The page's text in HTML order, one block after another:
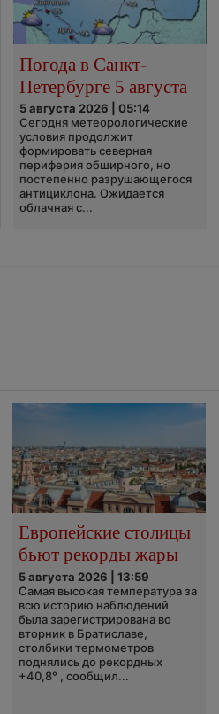
Погода в Санкт-
Петербурге 5 августа
5 августа 2026 | 05:14
Сегодня метеорологические
условия продолжит
формировать северная
периферия обширного, но
постепенно разрушающегося
антициклона. Ожидается
облачная с...
Европейские столицы
бьют рекорды жары
5 августа 2026 | 13:59
Самая высокая температура за
всю историю наблюдений
была зарегистрирована во
вторник в Братиславе,
столбики термометров
поднялись до рекордных
+40,8° , сообщил...